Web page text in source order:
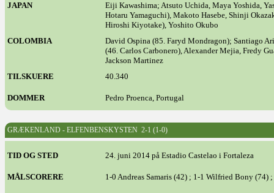
JAPAN
Eiji Kawashima; Atsuto Uchida, Maya Yoshida,
Hotaru Yamaguchi), Makoto Hasebe, Shinji
Hiroshi Kiyotake), Yoshito Okubo
COLOMBIA
David Ospina (85. Faryd Mondragon); Santiago
(46. Carlos Carbonero), Alexander Mejia, Fredy
Jackson Martinez
TILSKUERE
40.340
DOMMER Pedro Proenca, Portugal
GRÆKENLAND - ELFENBENSKYSTEN 2-1 (1-0)
TID OG STED 24. juni 2014 på Estadio Castelao i Fortaleza
MÅLSCORERE 1-0 Andreas Samaris (42) ; 1-1 Wilfried Bony (74)